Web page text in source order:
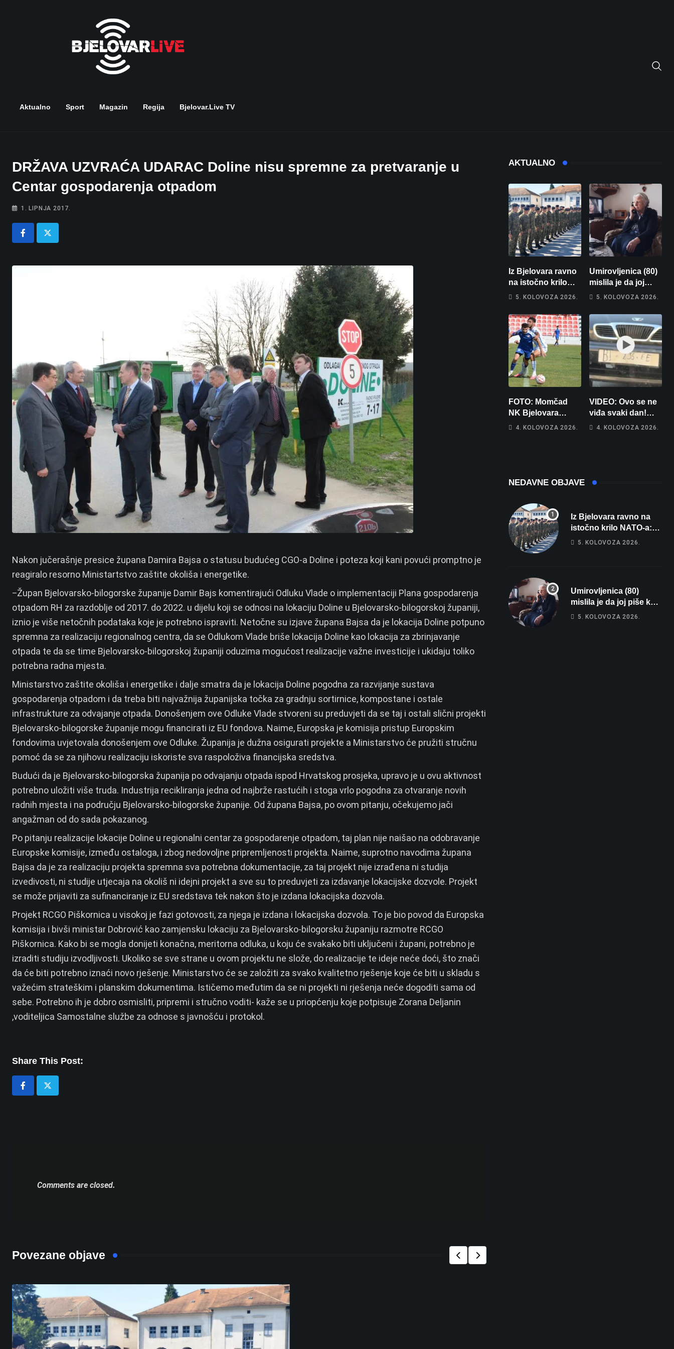
Aktualno Sport Magazin Regija Bjelovar.live TV
DRŽAVA UZVRAĆA UDARAC Doline nisu spremne za pretvaranje u
Centar gospodarenja otpadom
1. LIPNJA 2017.
Nakon jučerašnje presice župana Damira Bajsa o statusu budućeg CGO-a Doline i poteza koji kani povući promptno je
reagiralo resorno Ministartstvo zaštite okoliša i energetike.
–Župan Bjelovarsko-bilogorske županije Damir Bajs komentirajući Odluku Vlade o implementaciji Plana gospodarenja
otpadom RH za razdoblje od 2017. do 2022. u dijelu koji se odnosi na lokaciju Doline u Bjelovarsko-bilogorskoj županiji,
iznio je više netočnih podataka koje je potrebno ispraviti. Netočne su izjave župana Bajsa da je lokacija Doline potpuno
spremna za realizaciju regionalnog centra, da se Odlukom Vlade briše lokacija Doline kao lokacija za zbrinjavanje
otpada te da se time Bjelovarsko-bilogorskoj županiji oduzima mogućost realizacije važne investicije i ukidaju toliko
potrebna radna mjesta.
Ministarstvo zaštite okoliša i energetike i dalje smatra da je lokacija Doline pogodna za razvijanje sustava
gospodarenja otpadom i da treba biti najvažnija županijska točka za gradnju sortirnice, kompostane i ostale
infrastrukture za odvajanje otpada. Donošenjem ove Odluke Vlade stvoreni su preduvjeti da se taj i ostali slični projekti
Bjelovarsko-bilogorske županije mogu financirati iz EU fondova. Naime, Europska je komisija pristup Europskim
fondovima uvjetovala donošenjem ove Odluke. Županija je dužna osigurati projekte a Ministarstvo će pružiti stručnu
pomoć da se za njihovu realizaciju iskoriste sva raspoloživa financijska sredstva.
Budući da je Bjelovarsko-bilogorska županija po odvajanju otpada ispod Hrvatskog prosjeka, upravo je u ovu aktivnost
potrebno uložiti više truda. Industrija recikliranja jedna od najbrže rastućih i stoga vrlo pogodna za otvaranje novih
radnih mjesta i na području Bjelovarsko-bilogorske županije. Od župana Bajsa, po ovom pitanju, očekujemo jači
angažman od do sada pokazanog.
Po pitanju realizacije lokacije Doline u regionalni centar za gospodarenje otpadom, taj plan nije naišao na odobravanje
Europske komisije, između ostaloga, i zbog nedovoljne pripremljenosti projekta. Naime, suprotno navodima župana
Bajsa da je za realizaciju projekta spremna sva potrebna dokumentacije, za taj projekt nije izrađena ni studija
izvedivosti, ni studije utjecaja na okoliš ni idejni projekt a sve su to preduvjeti za izdavanje lokacijske dozvole. Projekt
se može prijaviti za sufinanciranje iz EU sredstava tek nakon što je izdana lokacijska dozvola.
Projekt RCGO Piškornica u visokoj je fazi gotovosti, za njega je izdana i lokacijska dozvola. To je bio povod da Europska
komisija i bivši ministar Dobrović kao zamjensku lokaciju za Bjelovarsko-bilogorsku županiju razmotre RCGO
Piškornica. Kako bi se mogla donijeti konačna, meritorna odluka, u koju će svakako biti uključeni i župani, potrebno je
izraditi studiju izvodljivosti. Ukoliko se sve strane u ovom projektu ne slože, do realizacije te ideje neće doći, što znači
da će biti potrebno iznaći novo rješenje. Ministarstvo će se založiti za svako kvalitetno rješenje koje će biti u skladu s
važećim strateškim i planskim dokumentima. Ističemo međutim da se ni projekti ni rješenja neće dogoditi sama od
sebe. Potrebno ih je dobro osmisliti, pripremi i stručno voditi- kaže se u priopćenju koje potpisuje Zorana Deljanin
,voditeljica Samostalne službe za odnose s javnošću i protokol.
Share This Post:
Comments are closed.
Povezane objave
AKTUALNO
Iz Bjelovara ravno
na istočno krilo
NATO-a: Evo kamo
vojnika i 6
vojnikinja
5. KOLOVOZA 2026.
Umirovljenica (80)
mislila je da joj
piše kći pa ostala
5. KOLOVOZA 2026.
FOTO: Momčad
NK Bjelovara
poprima jesenski
4. KOLOVOZA 2026.
VIDEO: Ovo se ne
viđa svaki dan!
Netko je na auto
4. KOLOVOZA 2026.
NEDAVNE OBJAVE
Iz Bjelovara ravno na
istočno krilo NATO-a:
Evo kamo odlazi 82
5. KOLOVOZA 2026.
Umirovljenica (80)
mislila je da joj piše kći
pa ostala bez 1000 eura
5. KOLOVOZA 2026.